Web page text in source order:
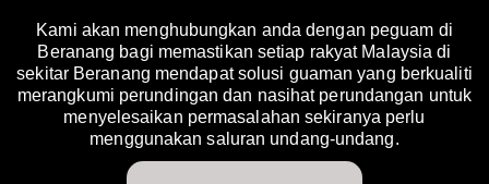
Kami akan menghubungkan anda dengan peguam di
Beranang bagi memastikan setiap rakyat Malaysia di
sekitar Beranang mendapat solusi guaman yang berkualiti
merangkumi perundingan dan nasihat perundangan untuk
menyelesaikan permasalahan sekiranya perlu
menggunakan saluran undang-undang.